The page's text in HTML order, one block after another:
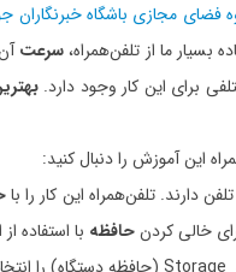
فضای مجازی باشگاه خبرنگاران
ما از تلفن‌همراه،سرعت
برای این کار وجود دارد.
این آموزش را دنبال کنید:
دارند. تلفن‌همراه این کار را با
خالی کردنحافظه با استفاده